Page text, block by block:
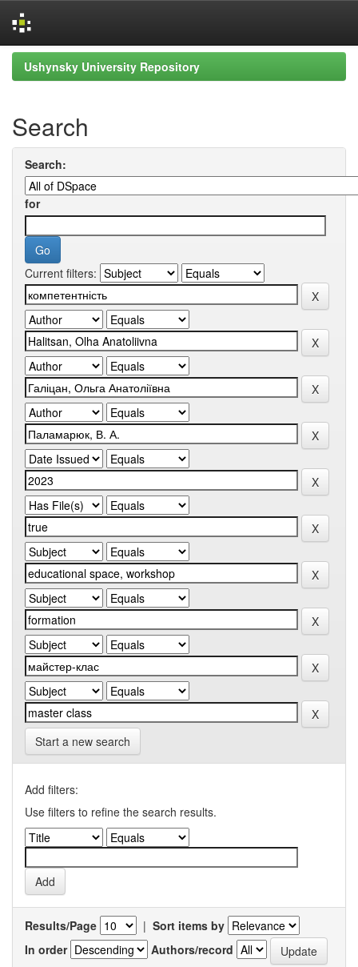
Skip
navigation
Ushynsky University Repository
Search
Search:
for
Current filters:
Start a new search
Add filters:
Use filters to refine the search results.
Results/Page | Sort items by
In order
Authors/record